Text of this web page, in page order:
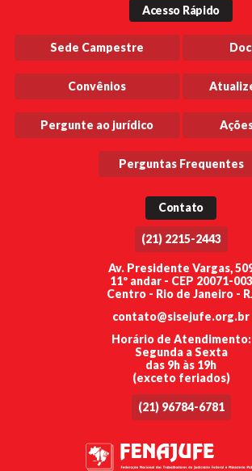
Acesso Rápido
Sede Campestre
Convênios
Pergunte ao jurídico
Perguntas Frequentes
Contato
(21) 2215-2443
Av. Presidente Vargas,
11º andar - CEP 20071-003
Centro - Rio de Janeiro -
contato@sisejufe.org.br
Horário de Atendimento:
Segunda a Sexta
das 9h às 19h
(exceto feriados)
(21) 96784-6781